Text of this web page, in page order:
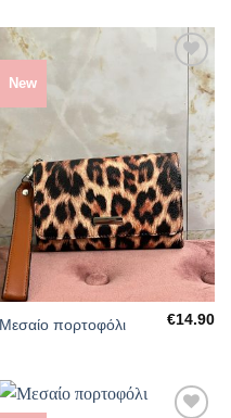
New
ΣΤΗΝ
ΛΊΣΤΑ
ΕΠΙΘΥΜΙΏΝ
Μεσαίο πορτοφόλι €14.90